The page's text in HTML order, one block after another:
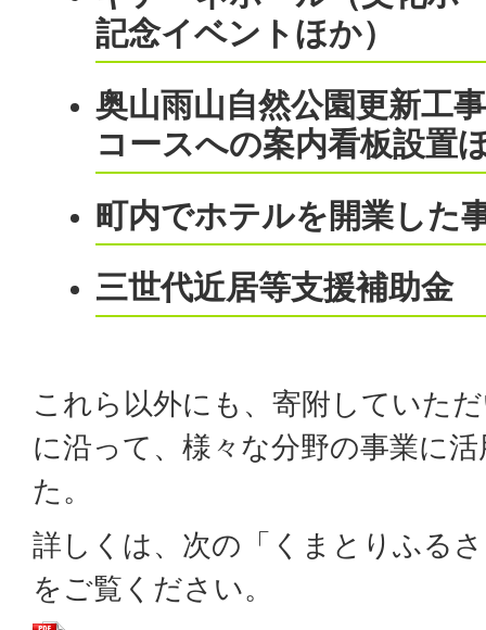
記念イベントほか）
奥山雨山自然公園更新工
コースへの案内看板設置
町内でホテルを開業した
三世代近居等支援補助金
これら以外にも、寄附していた
に沿って、様々な分野の事業に
た。
詳しくは、次の「くまとりふる
をご覧ください。